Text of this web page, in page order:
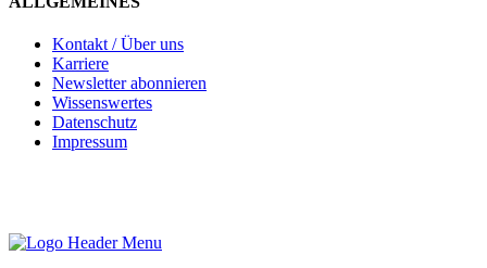
Kontakt / Über uns
Karriere
Newsletter abonnieren
Wissenswertes
Datenschutz
Impressum